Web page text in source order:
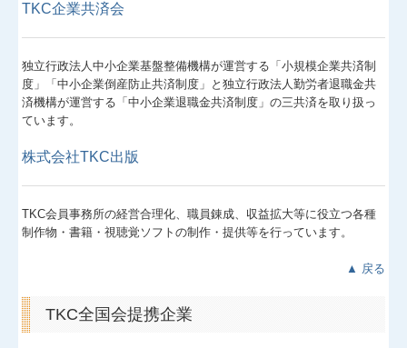
TKC企業共済会
独立行政法人中小企業基盤整備機構が運営する「小規模企業共済制
度」「中小企業倒産防止共済制度」と独立行政法人勤労者退職金共
済機構が運営する「中小企業退職金共済制度」の三共済を取り扱っ
ています。
株式会社TKC出版
TKC会員事務所の経営合理化、職員錬成、収益拡大等に役立つ各種
制作物・書籍・視聴覚ソフトの制作・提供等を行っています。
▲ 戻る
TKC全国会提携企業